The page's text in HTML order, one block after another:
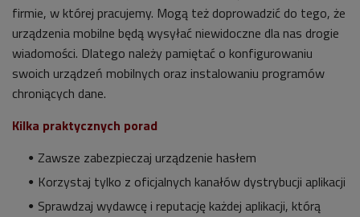
firmie, w której pracujemy. Mogą też doprowadzić do tego, że
urządzenia mobilne będą wysyłać niewidoczne dla nas drogie
wiadomości. Dlatego należy pamiętać o konfigurowaniu
swoich urządzeń mobilnych oraz instalowaniu programów
chroniących dane.
Kilka praktycznych porad
Zawsze zabezpieczaj urządzenie hasłem
Korzystaj tylko z oficjalnych kanałów dystrybucji aplikacji
Sprawdzaj wydawcę i reputację każdej aplikacji, którą